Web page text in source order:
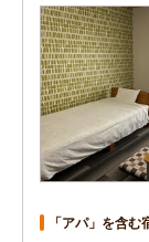
「アパ」を含む